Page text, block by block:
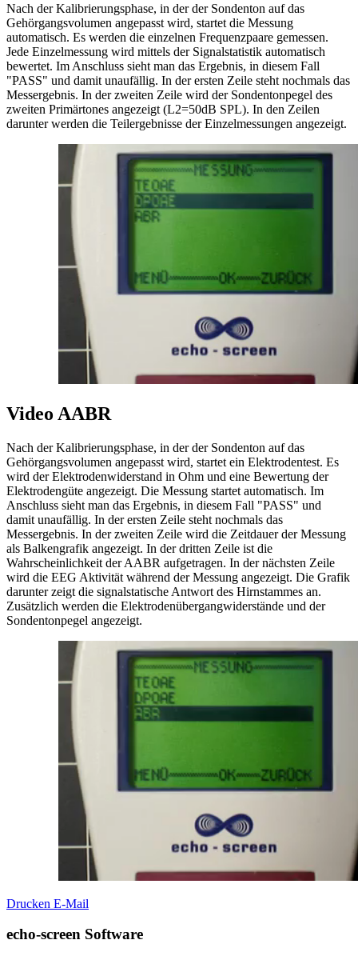
Nach der Kalibrierungsphase, in der der Sondenton auf das
Gehörgangsvolumen angepasst wird, startet die Messung
automatisch. Es werden die einzelnen Frequenzpaare gemessen.
Jede Einzelmessung wird mittels der Signalstatistik automatisch
bewertet. Im Anschluss sieht man das Ergebnis, in diesem Fall
"PASS" und damit unaufällig. In der ersten Zeile steht nochmals das
Messergebnis. In der zweiten Zeile wird der Sondentonpegel des
zweiten Primärtones angezeigt (L2=50dB SPL). In den Zeilen
darunter werden die Teilergebnisse der Einzelmessungen angezeigt.
Video AABR
Nach der Kalibrierungsphase, in der der Sondenton auf das
Gehörgangsvolumen angepasst wird, startet ein Elektrodentest. Es
wird der Elektrodenwiderstand in Ohm und eine Bewertung der
Elektrodengüte angezeigt. Die Messung startet automatisch. Im
Anschluss sieht man das Ergebnis, in diesem Fall "PASS" und
damit unaufällig. In der ersten Zeile steht nochmals das
Messergebnis. In der zweiten Zeile wird die Zeitdauer der Messung
als Balkengrafik angezeigt. In der dritten Zeile ist die
Wahrscheinlichkeit der AABR aufgetragen. In der nächsten Zeile
wird die EEG Aktivität während der Messung angezeigt. Die Grafik
darunter zeigt die signalstatische Antwort des Hirnstammes an.
Zusätzlich werden die Elektrodenübergangwiderstände und der
Sondentonpegel angezeigt.
Drucken E-Mail
echo-screen Software